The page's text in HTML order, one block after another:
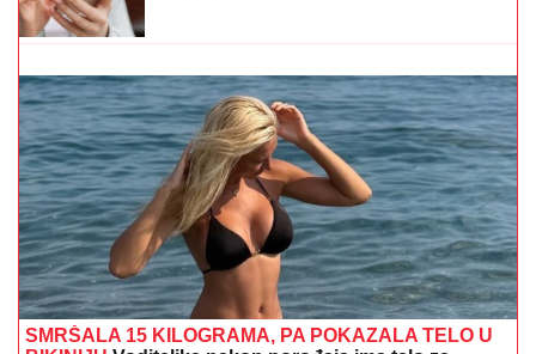
NAJLEPŠA SRPSKA VODITELJKA POKAZALA LICE
BEZ TRUNKE ŠMINKEMarija Kilibarda zumira svaki
detalj, neće da ulepšava stvarnost: "Tretman mi je
preko potreban" (FOTO)
U ovom gradu gori asfalt: Živa samo
skače - U 10 sati izmereno 33 stepena